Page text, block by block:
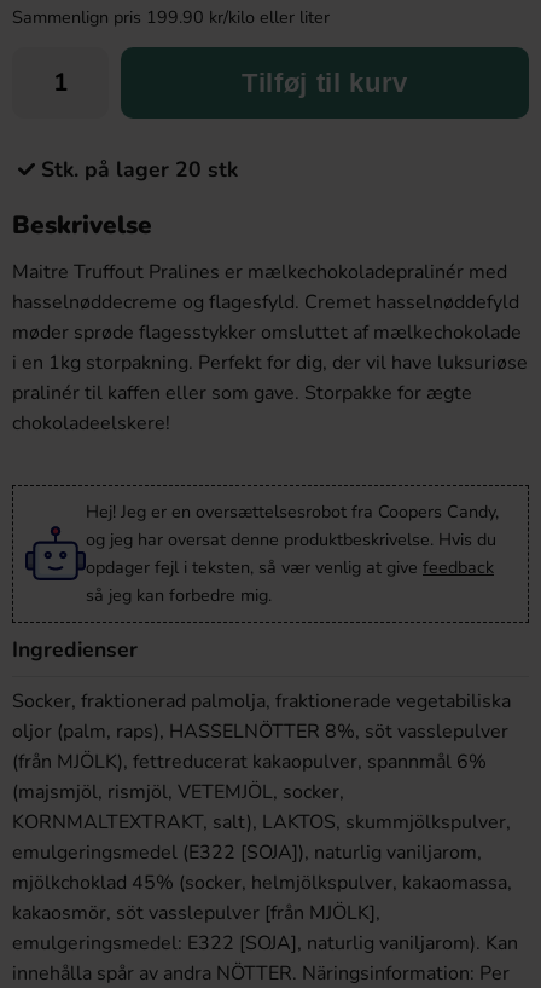
Sammenlign pris 199.90 kr/kilo eller liter
Tilføj til kurv
Stk. på lager 20 stk
Beskrivelse
Maitre Truffout Pralines er mælkechokoladepralinér med
hasselnøddecreme og flagesfyld. Cremet hasselnøddefyld
møder sprøde flagesstykker omsluttet af mælkechokolade
i en 1kg storpakning. Perfekt for dig, der vil have luksuriøse
pralinér til kaffen eller som gave. Storpakke for ægte
chokoladeelskere!
Hej! Jeg er en oversættelsesrobot fra Coopers Candy,
og jeg har oversat denne produktbeskrivelse. Hvis du
opdager fejl i teksten, så vær venlig at give feedback
så jeg kan forbedre mig.
Ingredienser
Socker, fraktionerad palmolja, fraktionerade vegetabiliska
oljor (palm, raps), HASSELNÖTTER 8%, söt vasslepulver
(från MJÖLK), fettreducerat kakaopulver, spannmål 6%
(majsmjöl, rismjöl, VETEMJÖL, socker,
KORNMALTEXTRAKT, salt), LAKTOS, skummjölkspulver,
emulgeringsmedel (E322 [SOJA]), naturlig vaniljarom,
mjölkchoklad 45% (socker, helmjölkspulver, kakaomassa,
kakaosmör, söt vasslepulver [från MJÖLK],
emulgeringsmedel: E322 [SOJA], naturlig vaniljarom). Kan
innehålla spår av andra NÖTTER. Näringsinformation: Per